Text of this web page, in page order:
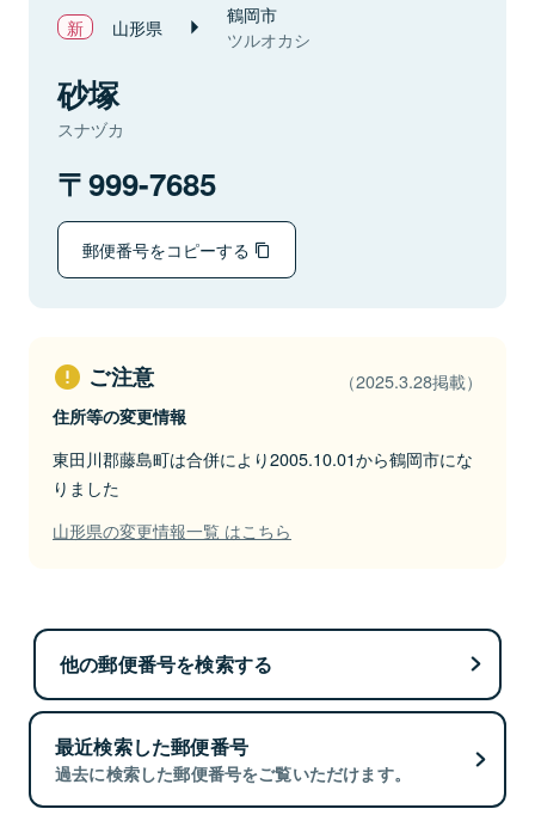
山形県 鶴岡市
ツルオカシ
砂塚
スナヅカ
999-7685
郵便番号をコピーする
ご注意 （2025.3.28掲載）
住所等の変更情報
東田川郡藤島町は合併により2005.10.01から鶴岡市にな
りました
山形県の変更情報一覧 はこちら
他の郵便番号を検索する
最近検索した郵便番号
過去に検索した郵便番号をご覧いただけます。